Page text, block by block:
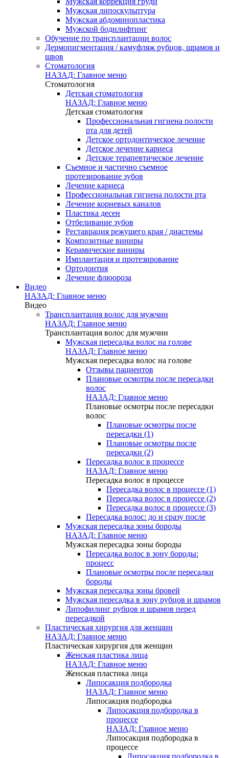
Мужская липоскульптура
Мужская абдоминопластика
Мужской бодилифтинг
Обучение по трансплантации волос
Дермопигментация / камуфляж рубцов, шрамов и
швов
Стоматология
НАЗАД: Главное меню
Стоматология
Детская стоматология
НАЗАД: Главное меню
Детская стоматология
Профессиональная гигиена полости
рта для детей
Детское ортодонтическое лечение
Детское лечение кариеса
Детское терапевтическое лечение
Съемное и частично съемное
протезирование зубов
Лечение кариеса
Профессиональная гигиена полости рта
Лечение корневых каналов
Пластика десен
Отбеливание зубов
Реставрация режущего края / диастемы
Композитные виниры
Керамические виниры
Имплантация и протезирование
Ортодонтия
Лечение флюороза
Видео
НАЗАД: Главное меню
Видео
Трансплантация волос для мужчин
НАЗАД: Главное меню
Трансплантация волос для мужчин
Мужская пересадка волос на голове
НАЗАД: Главное меню
Мужская пересадка волос на голове
Отзывы пациентов
Плановые осмотры после пересадки
волос
НАЗАД: Главное меню
Плановые осмотры после пересадки
волос
Плановые осмотры после
пересадки (1)
Плановые осмотры после
пересадки (2)
Пересадка волос в процессе
НАЗАД: Главное меню
Пересадка волос в процессе
Пересадка волос в процессе (1)
Пересадка волос в процессе (2)
Пересадка волос в процессе (3)
Пересадка волос: до и сразу после
Мужская пересадка зоны бороды
НАЗАД: Главное меню
Мужская пересадка зоны бороды
Пересадка волос в зону бороды:
процесс
Плановые осмотры после пересадки
бороды
Мужская пересадка зоны бровей
Мужская пересадка в зону рубцов и шрамов
Липофилинг рубцов и шрамов перед
пересадкой
Пластическая хирургия для женщин
НАЗАД: Главное меню
Пластическая хирургия для женщин
Женская пластика лица
НАЗАД: Главное меню
Женская пластика лица
Липосакция подбородка
НАЗАД: Главное меню
Липосакция подбородка
Липосакция подбородка в
процессе
НАЗАД: Главное меню
Липосакция подбородка в
процессе
Липосакция подбородка в